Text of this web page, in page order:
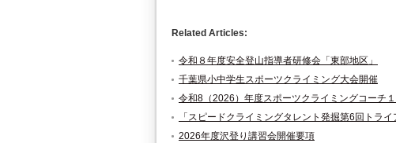
Related Articles:
令和８年度安全登山指導者研修会「東部地区」
千葉県小中学生スポーツクライミング大会開催
令和8（2026）年度スポーツクライミングコーチ
「スピードクライミングタレント発掘第6回トラ
2026年度沢登り講習会開催要項